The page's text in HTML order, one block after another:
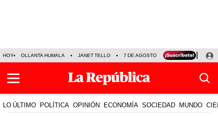
HOY OLLANTA HUMALA JANET TELLO 7 DE AGOSTO TINKA RESULTADOS
LO ÚLTIMO POLÍTICA OPINIÓN ECONOMÍA SOCIEDAD MUNDO